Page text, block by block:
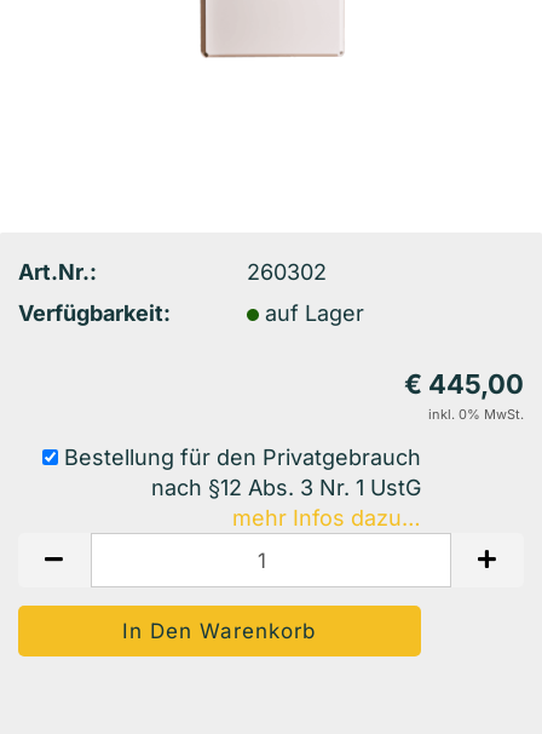
Art.Nr.:
260302
Verfügbarkeit:
auf Lager
€ 445,00
inkl. 0% MwSt.
Bestellung für den Privatgebrauch
nach §12 Abs. 3 Nr. 1 UstG
mehr Infos dazu…